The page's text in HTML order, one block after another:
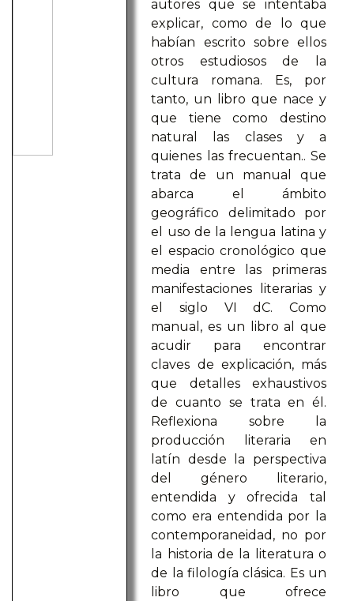
autores que se intentaba
explicar, como de lo que
habían escrito sobre ellos
otros estudiosos de la
cultura romana. Es, por
tanto, un libro que nace y
que tiene como destino
natural las clases y a
quienes las frecuentan.. Se
trata de un manual que
abarca el ámbito
geográfico delimitado por
el uso de la lengua latina y
el espacio cronológico que
media entre las primeras
manifestaciones literarias y
el siglo VI dC. Como
manual, es un libro al que
acudir para encontrar
claves de explicación, más
que detalles exhaustivos
de cuanto se trata en él.
Reflexiona sobre la
producción literaria en
latín desde la perspectiva
del género literario,
entendida y ofrecida tal
como era entendida por la
contemporaneidad, no por
la historia de la literatura o
de la filología clásica. Es un
libro que ofrece